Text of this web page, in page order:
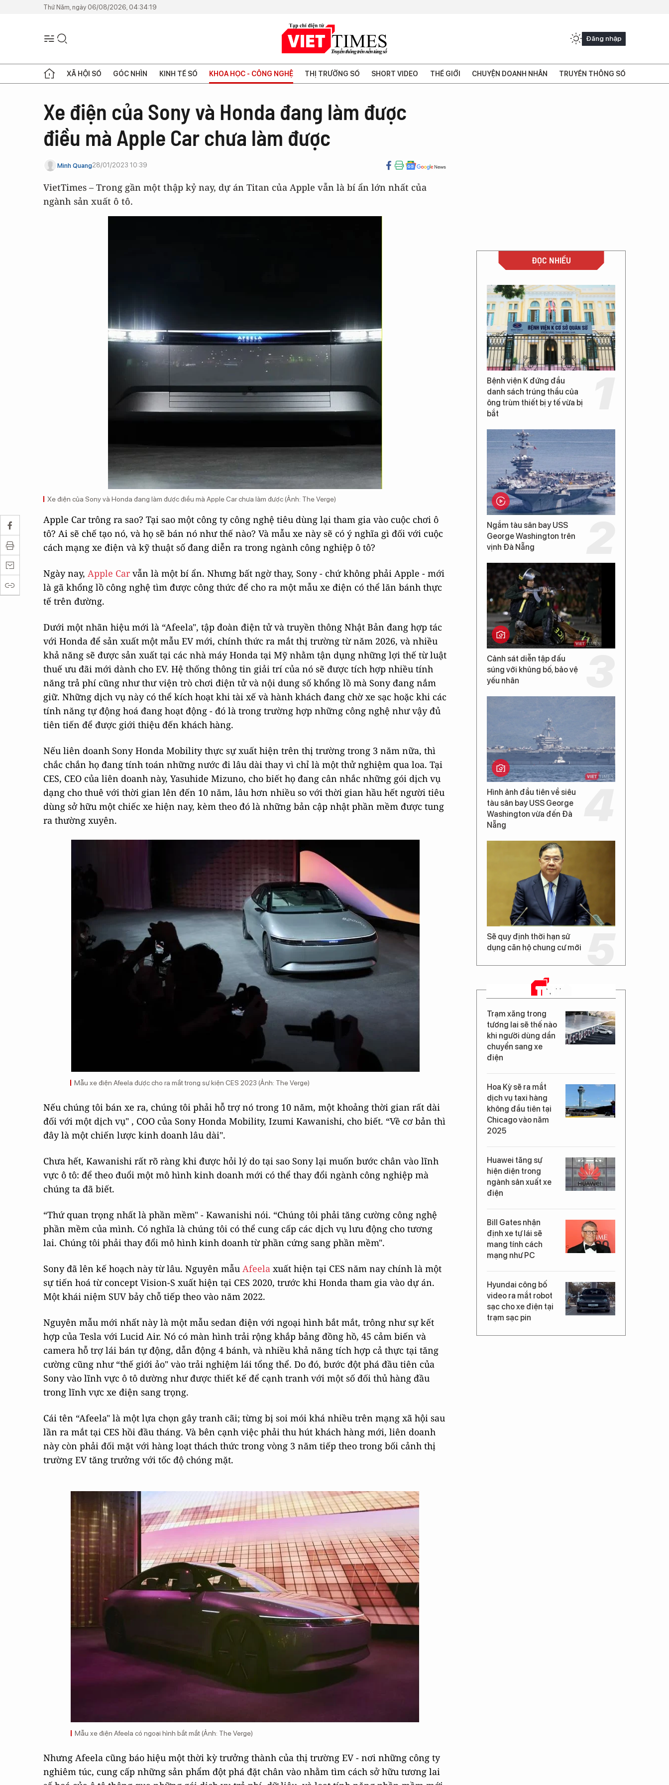
Thứ Năm, ngày 06/08/2026, 04:34:19
Đăng nhập
XÃ HỘI SỐ GÓC NHÌN KINH TẾ SỐ KHOA HỌC - CÔNG NGHỆ THỊ TRƯỜNG SỐ SHORT VIDEO THẾ GIỚI CHUYỆN DOANH NHÂN TRUYỀN THÔNG SỐ
Xe điện của Sony và Honda đang làm được
điều mà Apple Car chưa làm được
Minh Quang28/01/2023 10:39
VietTimes – Trong gần một thập kỷ nay, dự án Titan của Apple vẫn là bí ẩn lớn nhất của
ngành sản xuất ô tô.
Xe điện của Sony và Honda đang làm được điều mà Apple Car chưa làm được (Ảnh: The Verge)
Apple Car trông ra sao? Tại sao một công ty công nghệ tiêu dùng lại tham gia vào cuộc chơi ô
tô? Ai sẽ chế tạo nó, và họ sẽ bán nó như thế nào? Và mẫu xe này sẽ có ý nghĩa gì đối với cuộc
cách mạng xe điện và kỹ thuật số đang diễn ra trong ngành công nghiệp ô tô?
Ngày nay, Apple Carvẫn là một bí ẩn. Nhưng bất ngờ thay, Sony - chứ không phải Apple - mới
là gã khổng lồ công nghệ tìm được công thức để cho ra một mẫu xe điện có thể lăn bánh thực
tế trên đường.
Dưới một nhãn hiệu mới là “Afeela", tập đoàn điện tử và truyền thông Nhật Bản đang hợp tác
với Honda để sản xuất một mẫu EV mới, chính thức ra mắt thị trường từ năm 2026, và nhiều
khả năng sẽ được sản xuất tại các nhà máy Honda tại Mỹ nhằm tận dụng những lợi thế từ luật
thuế ưu đãi mới dành cho EV. Hệ thống thông tin giải trí của nó sẽ được tích hợp nhiều tính
năng trả phí cũng như thư viện trò chơi điện tử và nội dung số khổng lồ mà Sony đang nắm
giữ. Những dịch vụ này có thể kích hoạt khi tài xế và hành khách đang chờ xe sạc hoặc khi các
tính năng tự động hoá đang hoạt động - đó là trong trường hợp những công nghệ như vậy đủ
tiên tiến để được giới thiệu đến khách hàng.
Nếu liên doanh Sony Honda Mobility thực sự xuất hiện trên thị trường trong 3 năm nữa, thì
chắc chắn họ đang tính toán những nước đi lâu dài thay vì chỉ là một thử nghiệm qua loa. Tại
CES, CEO của liên doanh này, Yasuhide Mizuno, cho biết họ đang cân nhắc những gói dịch vụ
dạng cho thuê với thời gian lên đến 10 năm, lâu hơn nhiều so với thời gian hầu hết người tiêu
dùng sở hữu một chiếc xe hiện nay, kèm theo đó là những bản cập nhật phần mềm được tung
ra thường xuyên.
Mẫu xe điện Afeela được cho ra mắt trong sự kiện CES 2023 (Ảnh: The Verge)
Nếu chúng tôi bán xe ra, chúng tôi phải hỗ trợ nó trong 10 năm, một khoảng thời gian rất dài
đối với một dịch vụ" , COO của Sony Honda Mobility, Izumi Kawanishi, cho biết. “Về cơ bản thì
đây là một chiến lược kinh doanh lâu dài".
Chưa hết, Kawanishi rất rõ ràng khi được hỏi lý do tại sao Sony lại muốn bước chân vào lĩnh
vực ô tô: để theo đuổi một mô hình kinh doanh mới có thể thay đổi ngành công nghiệp mà
chúng ta đã biết.
“Thứ quan trọng nhất là phần mềm" - Kawanishi nói. “Chúng tôi phải tăng cường công nghệ
phần mềm của mình. Có nghĩa là chúng tôi có thể cung cấp các dịch vụ lưu động cho tương
lai. Chúng tôi phải thay đổi mô hình kinh doanh từ phần cứng sang phần mềm".
Sony đã lên kế hoạch này từ lâu. Nguyên mẫu Afeela xuất hiện tại CES năm nay chính là một
sự tiến hoá từ concept Vision-S xuất hiện tại CES 2020, trước khi Honda tham gia vào dự án.
Một khái niệm SUV bảy chỗ tiếp theo vào năm 2022.
Nguyên mẫu mới nhất này là một mẫu sedan điện với ngoại hình bắt mắt, trông như sự kết
hợp của Tesla với Lucid Air. Nó có màn hình trải rộng khắp bảng đồng hồ, 45 cảm biến và
camera hỗ trợ lái bán tự động, dẫn động 4 bánh, và nhiều khả năng tích hợp cả thực tại tăng
cường cũng như “thế giới ảo" vào trải nghiệm lái tổng thể. Do đó, bước đột phá đầu tiên của
Sony vào lĩnh vực ô tô dường như được thiết kế để cạnh tranh với một số đối thủ hàng đầu
trong lĩnh vực xe điện sang trọng.
Cái tên “Afeela" là một lựa chọn gây tranh cãi; từng bị soi mói khá nhiều trên mạng xã hội sau
lần ra mắt tại CES hồi đầu tháng. Và bên cạnh việc phải thu hút khách hàng mới, liên doanh
này còn phải đối mặt với hàng loạt thách thức trong vòng 3 năm tiếp theo trong bối cảnh thị
trường EV tăng trưởng với tốc độ chóng mặt.
Mẫu xe điện Afeela có ngoại hình bắt mắt (Ảnh: The Verge)
Nhưng Afeela cũng báo hiệu một thời kỳ trưởng thành của thị trường EV - nơi những công ty
nghiêm túc, cung cấp những sản phẩm đột phá đặt chân vào nhằm tìm cách sở hữu tương lai
ĐỌC NHIỀU
Bệnh viện K đứng đầu
danh sách trúng thầu của
ông trùm thiết bị y tế vừa bị
bắt
Ngắm tàu sân bay USS
George Washington trên
vịnh Đà Nẵng
Cảnh sát diễn tập đấu
súng với khủng bố, bảo vệ
yếu nhân
Hình ảnh đầu tiên về siêu
tàu sân bay USS George
Washington vừa đến Đà
Nẵng
Sẽ quy định thời hạn sử
dụng căn hộ chung cư mới
TIN MỚI
Trạm xăng trong
tương lai sẽ thế nào
khi người dùng dần
chuyển sang xe
điện
Hoa Kỳ sẽ ra mắt
dịch vụ taxi hàng
không đầu tiên tại
Chicago vào năm
2025
Huawei tăng sự
hiện diện trong
ngành sản xuất xe
điện
Bill Gates nhận
định xe tự lái sẽ
mang tính cách
mạng như PC
Hyundai công bố
video ra mắt robot
sạc cho xe điện tại
trạm sạc pin